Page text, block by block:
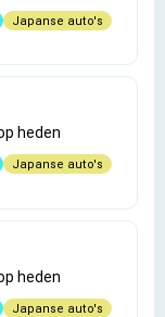
Japanse auto's
heden
Japanse auto's
heden
Japanse auto's